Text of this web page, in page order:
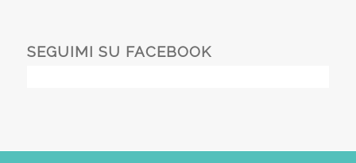
SEGUIMI SU FACEBOOK